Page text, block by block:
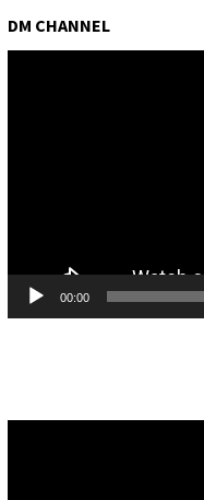
DM CHANNEL
00:00